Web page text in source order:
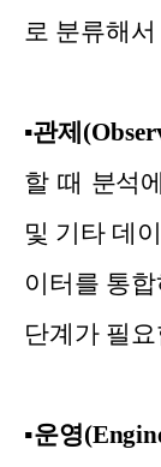
로 분류해
▪관제
할 때 분석
및 기타 데
이터를 통
단계가 필
▪운영